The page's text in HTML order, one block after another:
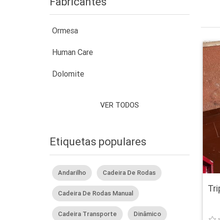
Ormesa
Human Care
Dolomite
VER TODOS
Etiquetas populares
Andarilho Cadeira De Rodas
Cadeira De Rodas Manual
Cadeira Transporte Dinâmico